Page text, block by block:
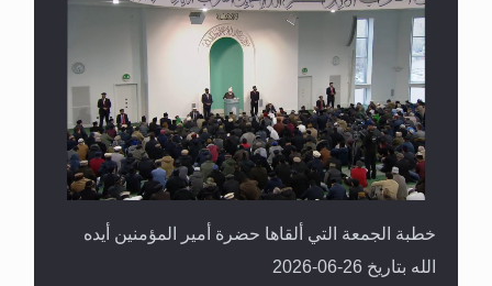
خطبة الجمعة التي ألقاها حضرة أمير المؤمنين أيده
الله بتاريخ 26-06-2026